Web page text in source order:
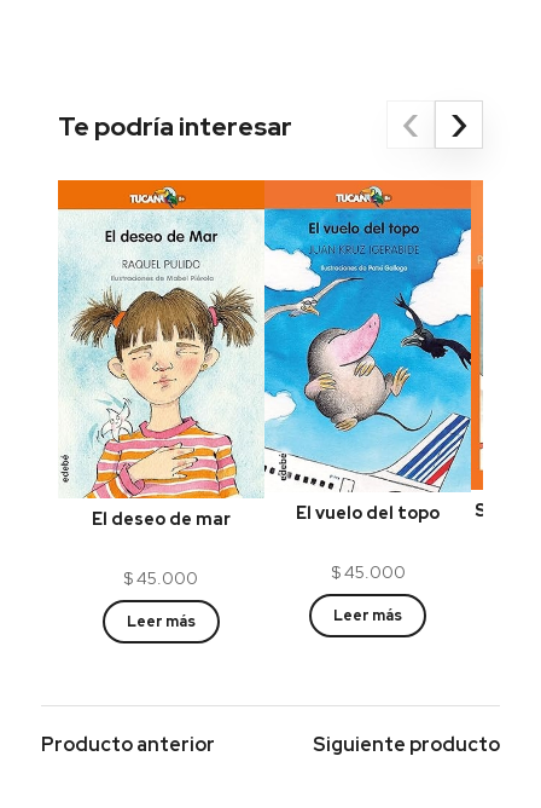
Te podría interesar ‹ ›
El deseo de mar
$45.000
Leer más
El vuelo del topo
$45.000
Leer más
Siete
Producto anterior Siguiente producto